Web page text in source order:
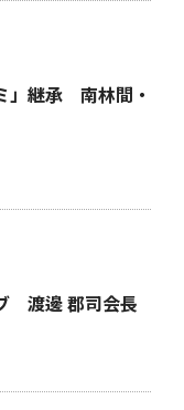
」継承 南林間・
渡邊 郡司会長